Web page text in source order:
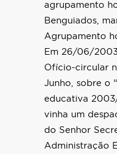
agrupamento
Benguiados,
Agrupamento
Em 26/06/
Ofício-circular
Junho, sobre o
educativa
vinha um
do Senhor
Administração